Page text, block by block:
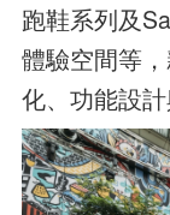
跑鞋系列及
體驗空間等
化、功能設計